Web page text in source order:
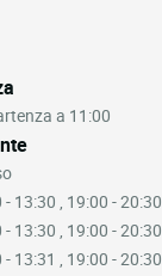
a 11:00
- 13:30 , 19:00 - 20:30
- 13:30 , 19:00 - 20:30
- 13:31 , 19:00 - 20:30